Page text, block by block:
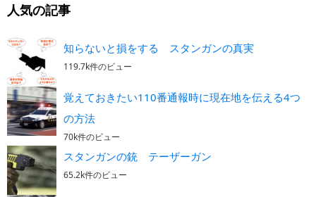
人気の記事
知らないと損をする スタンガンの真実
119.7k件のビュー
覚えておきたい110番通報時に現在地を伝える4つ
の方法
70k件のビュー
スタンガンの銃 テーザーガン
65.2k件のビュー